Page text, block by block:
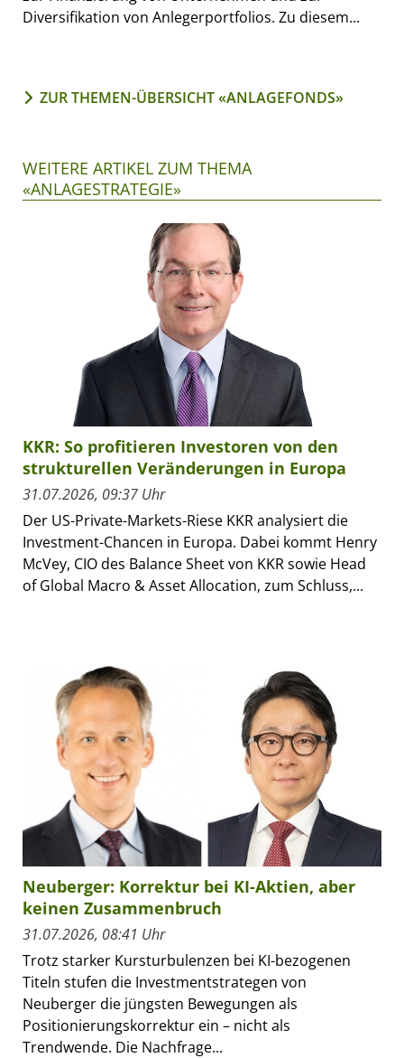
Diversifikation von Anlegerportfolios. Zu diesem...
ZUR THEMEN-ÜBERSICHT «ANLAGEFONDS»
WEITERE ARTIKEL ZUM THEMA
«ANLAGESTRATEGIE»
KKR: So profitieren Investoren von den
strukturellen Veränderungen in Europa
31.07.2026, 09:37 Uhr
Der US-Private-Markets-Riese KKR analysiert die
Investment-Chancen in Europa. Dabei kommt Henry
McVey, CIO des Balance Sheet von KKR sowie Head
of Global Macro & Asset Allocation, zum Schluss,...
Neuberger: Korrektur bei KI-Aktien, aber
keinen Zusammenbruch
31.07.2026, 08:41 Uhr
Trotz starker Kursturbulenzen bei KI-bezogenen
Titeln stufen die Investmentstrategen von
Neuberger die jüngsten Bewegungen als
Positionierungskorrektur ein – nicht als
Trendwende. Die Nachfrage...